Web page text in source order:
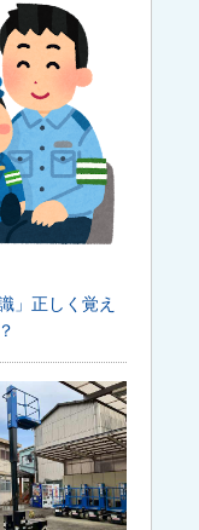
」正しく覚え